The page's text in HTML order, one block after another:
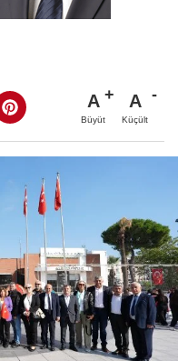
A
Büyüt
A
Küçült